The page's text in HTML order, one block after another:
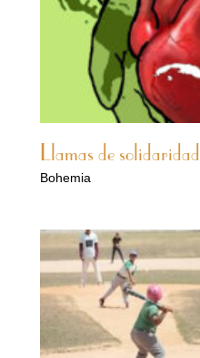
Llamas de solidaridad
Bohemia